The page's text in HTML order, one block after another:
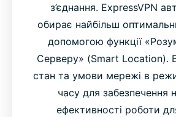
з’єднання. ExpressVPN
обирає найбільш
допомогою функції
Серверу» (Smart Location).
стан та умови мережі в
часу для забезпечення
ефективності роботи